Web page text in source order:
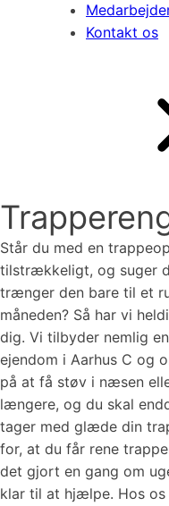
Kontakt os
Står du med en
tilstrækkeligt, og suger
trænger den bare til et
måneden? Så har vi
dig. Vi tilbyder nemlig
ejendom i Aarhus C og
på at få støv i næsen
længere, og du skal
tager med glæde din
for, at du får rene
det gjort en gang om
klar til at hjælpe. Hos os